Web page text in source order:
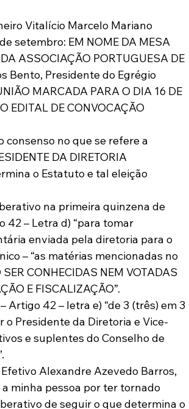
Vitalício Marcelo Mariano
setembro: EM NOME DA MESA
ASSOCIAÇÃO PORTUGUESA DE
Bento, Presidente do Egrégio
MARCADA PARA O DIA 16 DE
EDITAL DE CONVOCAÇÃO
no que se refere a
DA DIRETORIA
o Estatuto e tal eleição
na primeira quinzena de
– Letra d) “para tomar
enviada pela diretoria para o
– “as matérias mencionadas no
CONHECIDAS NEM VOTADAS
E FISCALIZAÇÃO”.
42 – letra e) “de 3 (três) em 3
o Presidente da Diretoria e Vice-
e suplentes do Conselho de
Alexandre Azevedo Barros,
minha pessoa por ter tornado
de seguir o que determina o